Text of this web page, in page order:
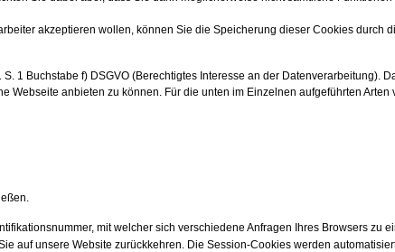
akzeptieren wollen, können Sie die Speicherung dieser Cookies durch
1 Buchstabe f) DSGVO (Berechtigtes Interesse an der Datenverarbeitung).
Webseite anbieten zu können. Für die unten im Einzelnen aufgeführten Arten
mit welcher sich verschiedene Anfragen Ihres Browsers zu
auf unsere Website zurückkehren. Die Session-Cookies werden